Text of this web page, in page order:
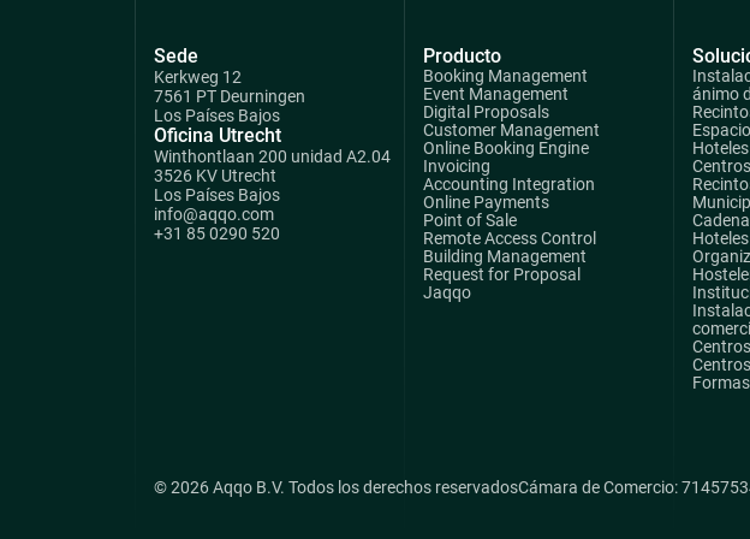
Sede
Kerkweg 12
7561 PT Deurningen
Los Países Bajos
Oficina Utrecht
Winthontlaan 200 unidad A2.04
3526 KV Utrecht
Los Países Bajos
info@aqqo.com
+31 85 0290 520
Producto
Booking Management
Event Management
Digital Proposals
Customer Management
Online Booking Engine
Invoicing
Accounting Integration
Online Payments
Point of Sale
Remote Access Control
Building Management
Request for Proposal
Jaqqo
ánimo
Hoteles
© 2026 Aqqo B.V. Todos los derechos reservadosCámara de Comercio: